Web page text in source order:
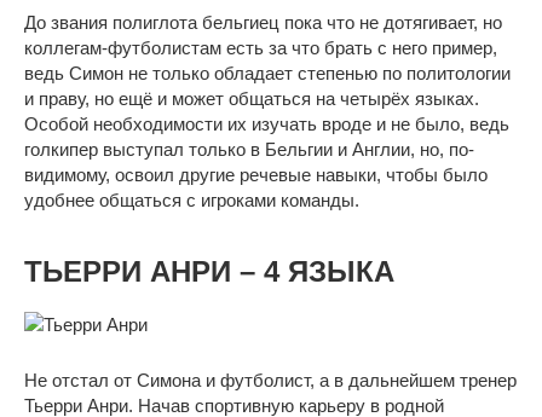
До звания полиглота бельгиец пока что не дотягивает, но
коллегам-футболистам есть за что брать с него пример,
ведь Симон не только обладает степенью по политологии
и праву, но ещё и может общаться на четырёх языках.
Особой необходимости их изучать вроде и не было, ведь
голкипер выступал только в Бельгии и Англии, но, по-
видимому, освоил другие речевые навыки, чтобы было
удобнее общаться с игроками команды.
ТЬЕРРИ АНРИ – 4 ЯЗЫКА
Не отстал от Симона и футболист, а в дальнейшем тренер
Тьерри Анри. Начав спортивную карьеру в родной